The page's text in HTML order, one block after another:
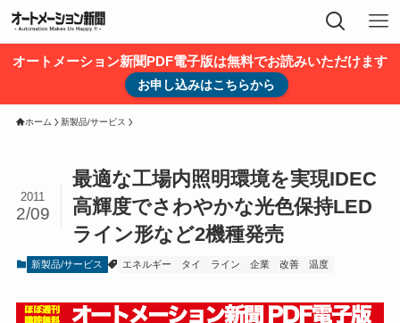
オートメーション新聞PDF電子版は無料でお読みいただけます
お申し込みはこちらから
ホーム 新製品/サービス
最適な工場内照明環境を実現IDEC
高輝度でさわやかな光色保持LED
ライン形など2機種発売
2011
2/09
新製品/サービス エネルギー タイ ライン 企業 改善 温度